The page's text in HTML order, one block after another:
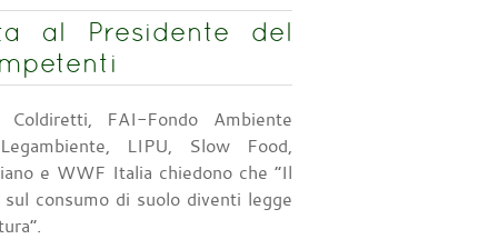
al Presidente del
FAI-Fondo Ambiente
LIPU, Slow Food,
e WWF Italia chiedono che “Il
consumo di suolo diventi legge